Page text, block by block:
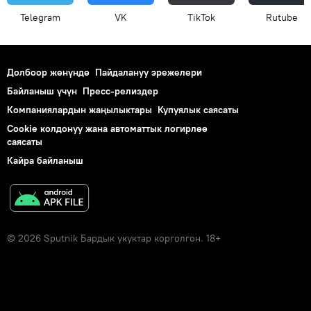
Telegram VK ТikТоk Rutube
Долбоор жөнүндө Пайдалануу эрежелери
Байланыш үчүн Пресс-релиздер
Компаниялардын жаңылыктары Купуялык саясаты
Cookie колдонуу жана автоматтык логирлөө
саясаты
Кайра байланыш
© 2026 Sputnik Бардык укуктар корголгон. 18+